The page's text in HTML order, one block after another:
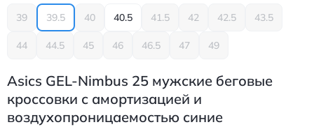
39 39.5 40 40.5 41.5 42 42.5 43.5
44 44.5 45 46 46.5 47 49
Asics GEL-Nimbus 25 мужские беговые
кроссовки с амортизацией и
воздухопроницаемостью синие